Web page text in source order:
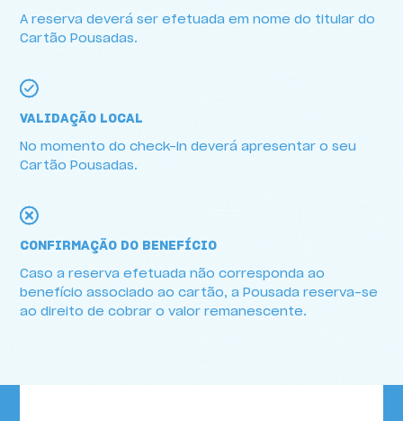
A reserva deverá ser efetuada em nome do titular do
Cartão Pousadas.
VALIDAÇÃO LOCAL
No momento do check-in deverá apresentar o seu
Cartão Pousadas.
CONFIRMAÇÃO DO BENEFÍCIO
Caso a reserva efetuada não corresponda ao
benefício associado ao cartão, a Pousada reserva-se
ao direito de cobrar o valor remanescente.